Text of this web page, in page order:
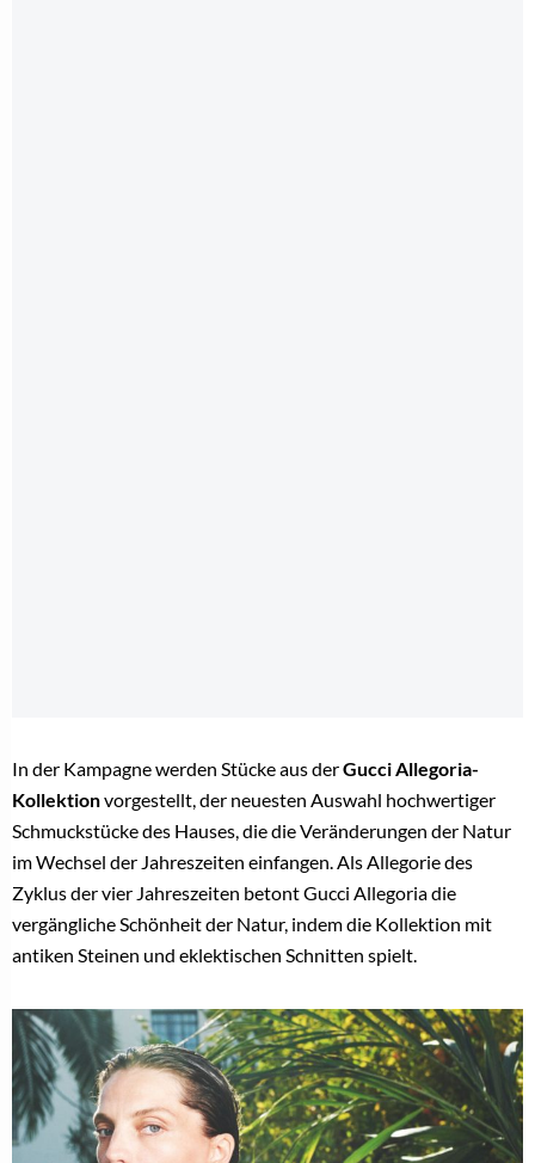
In der Kampagne werden Stücke aus derGucci Allegoria-
Kollektionvorgestellt, der neuesten Auswahl hochwertiger
Schmuckstücke des Hauses, die die Veränderungen der Natur
im Wechsel der Jahreszeiten einfangen. Als Allegorie des
Zyklus der vier Jahreszeiten betont Gucci Allegoria die
vergängliche Schönheit der Natur, indem die Kollektion mit
antiken Steinen und eklektischen Schnitten spielt.